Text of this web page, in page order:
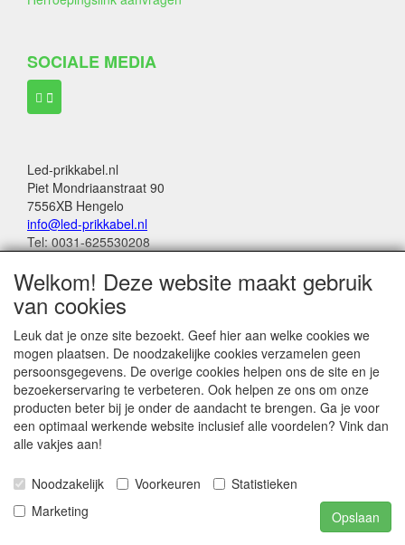
SOCIALE MEDIA
Led-prikkabel.nl
Piet Mondriaanstraat 90
7556XB Hengelo
info@led-prikkabel.nl
Tel: 0031-625530208
BTW no: NL001201144B39
zijn inclusief 21% BTW
Betalingen:
Wero Ideal
Paypal
Bancontact (belgië)
Welkom! Deze website maakt gebruik
van cookies
Leuk dat je onze site bezoekt. Geef hier aan welke cookies we
mogen plaatsen. De noodzakelijke cookies verzamelen geen
persoonsgegevens. De overige cookies helpen ons de site en je
bezoekerservaring te verbeteren. Ook helpen ze ons om onze
producten beter bij je onder de aandacht te brengen. Ga je voor
een optimaal werkende website inclusief alle voordelen? Vink dan
alle vakjes aan!
Noodzakelijk Voorkeuren
Statistieken
Marketing
Opslaan